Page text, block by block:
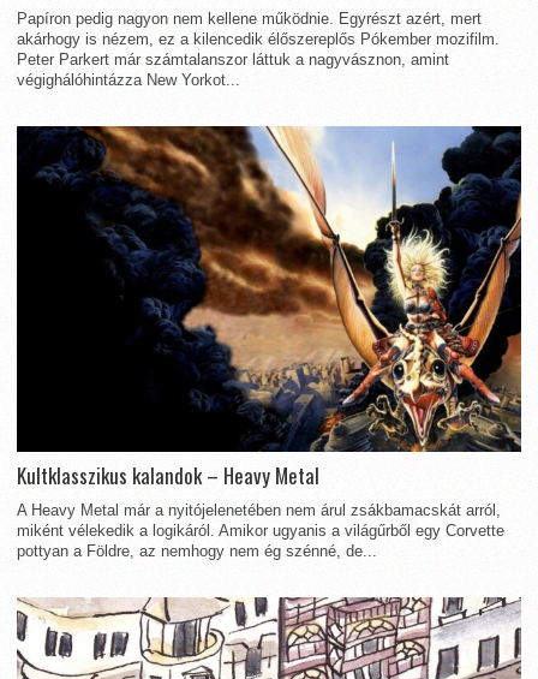
Papíron pedig nagyon nem kellene működnie. Egyrészt azért, mert
akárhogy is nézem, ez a kilencedik élőszereplős Pókember mozifilm.
Peter Parkert már számtalanszor láttuk a nagyvásznon, amint
végighálóhintázza New Yorkot...
Kultklasszikus kalandok – Heavy Metal
A Heavy Metal már a nyitójelenetében nem árul zsákbamacskát arról,
miként vélekedik a logikáról. Amikor ugyanis a világűrből egy Corvette
pottyan a Földre, az nemhogy nem ég szénné, de...